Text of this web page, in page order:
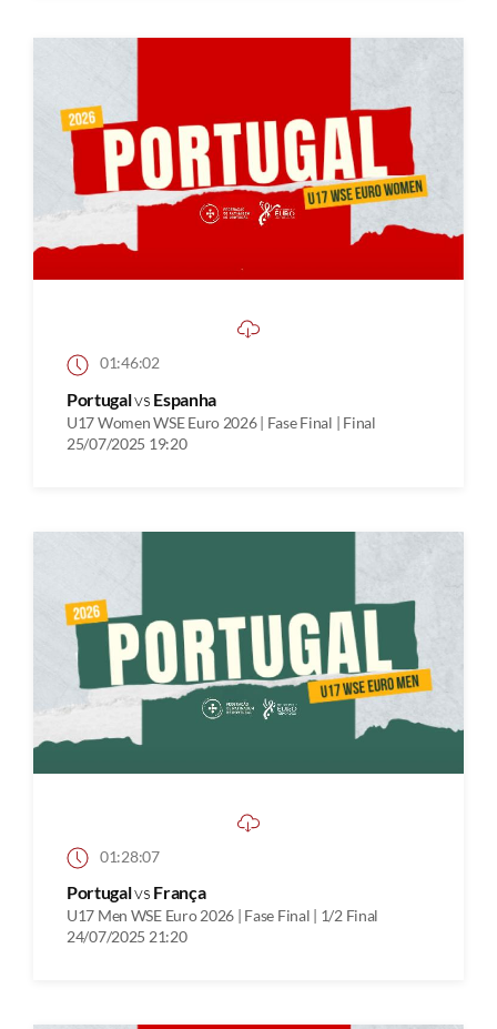
01:46:02
Portugalvs Espanha
U17 Women WSE Euro 2026 | Fase Final | Final
25/07/2025 19:20
01:28:07
Portugalvs França
U17 Men WSE Euro 2026 | Fase Final | 1/2 Final
24/07/2025 21:20